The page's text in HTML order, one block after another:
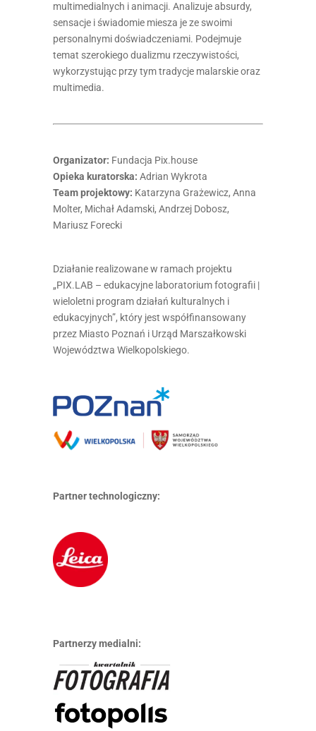
multimedialnych i animacji. Analizuje absurdy,
sensacje i świadomie miesza je ze swoimi
personalnymi doświadczeniami. Podejmuje
temat szerokiego dualizmu rzeczywistości,
wykorzystując przy tym tradycje malarskie oraz
multimedia.
Organizator: Fundacja Pix.house
Opieka kuratorska: Adrian Wykrota
Team projektowy: Katarzyna Grażewicz, Anna
Molter, Michał Adamski, Andrzej Dobosz,
Mariusz Forecki
Działanie realizowane w ramach projektu
„PIX.LAB – edukacyjne laboratorium fotografii |
wieloletni program działań kulturalnych i
edukacyjnych”, który jest współfinansowany
przez Miasto Poznań i Urząd Marszałkowski
Województwa Wielkopolskiego.
Partner technologiczny:
Partnerzy medialni: